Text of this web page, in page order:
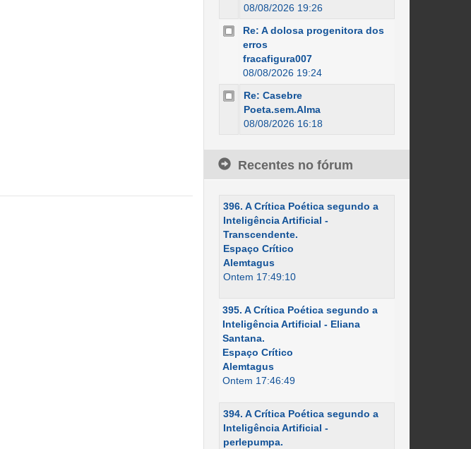
08/08/2026 19:26
Re: A dolosa progenitora dos
erros
fracafigura007
08/08/2026 19:24
Re: Casebre
Poeta.sem.Alma
08/08/2026 16:18
Recentes no fórum
396. A Crítica Poética segundo a
Inteligência Artificial -
Transcendente.
Espaço Crítico
Alemtagus
Ontem 17:49:10
395. A Crítica Poética segundo a
Inteligência Artificial - Eliana
Santana.
Espaço Crítico
Alemtagus
Ontem 17:46:49
394. A Crítica Poética segundo a
Inteligência Artificial -
perlepumpa.